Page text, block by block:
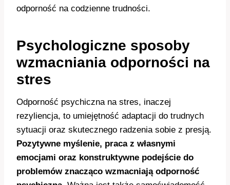
odporność na codzienne trudności.
Psychologiczne sposoby
wzmacniania odporności na
stres
Odporność psychiczna na stres, inaczej
rezyliencja, to umiejętność adaptacji do trudnych
sytuacji oraz skutecznego radzenia sobie z presją.
Pozytywne myślenie, praca z własnymi
emocjami oraz konstruktywne podejście do
problemów znacząco wzmacniają odporność